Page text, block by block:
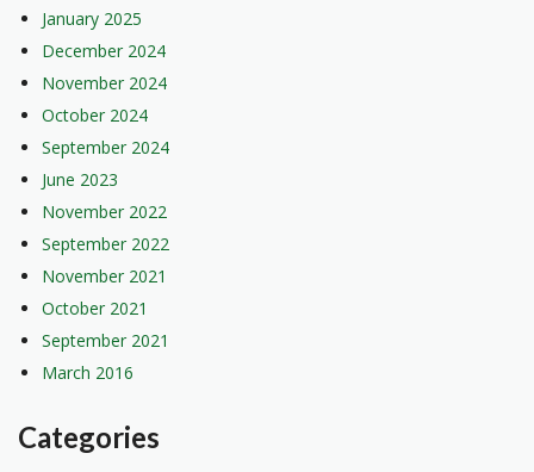
January 2025
December 2024
November 2024
October 2024
September 2024
June 2023
November 2022
September 2022
November 2021
October 2021
September 2021
March 2016
Categories